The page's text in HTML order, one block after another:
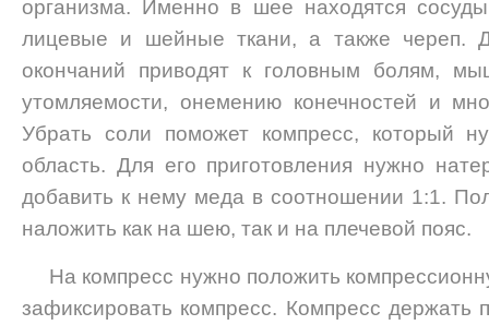
организма. Именно в шее находятся
лицевые и шейные ткани, а также череп.
окончаний приводят к головным болям,
утомляемости, онемению конечностей и
Убрать соли поможет компресс, который
область. Для его приготовления нужно
добавить к нему меда в соотношении 1:1.
наложить как на шею, так и на плечевой пояс.
На компресс нужно положить
зафиксировать компресс. Компресс держать